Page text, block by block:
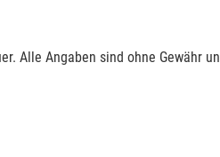
Alle Angaben sind ohne Gewähr